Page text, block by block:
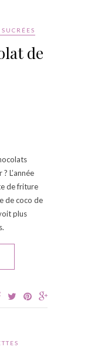
de
L’année
de friture
de coco de
plus